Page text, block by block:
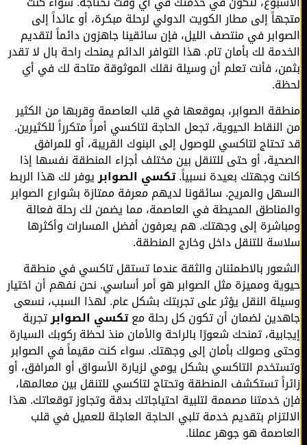
إلى مطار الكويت الدولي لرحلة مبكرة، أو عائداً إلى
في منتصف الليل، فإن سائقينا جاهزون دائماً لتقديم
لك بأمان تام. هذا التوافر الدائم يمنحك راحة بال لا تقدر
فأنت تعلم أن وسيلة نقلك الموثوقة متاحة لك في أي
الصوابر، بموقعها في قلب العاصمة وقربها من الكثير
الحيوية، تجعل الحاجة لتاكسي أمراً متكرراً للكثيرين.
لتاكسي للوصول إلى البنوك القريبة، أو للمرافق
أو حتى للتنقل بين مختلف أجزاء المنطقة نفسها إذا
وجهتك بعيدة نسبياً.تكسي الصوابريوفر لك هذا الربط
والمريح. سائقونا لديهم معرفة ممتازة بشوارع الصوابر
المحيطة في العاصمة، مما يضمن لك رحلة فعالة
إلى وجهتك. هم يعرفون أفضل المسارات وأكثرها
للتنقل داخل وخارج المنطقة.
بالاطمئنان والثقة عندما تستقل تاكسي في منطقة
ومميزة مثل الصوابر هو أمر أساسي. نحن نفهم أن اختيار
النقل يؤثر على تجربتك بشكل عام. لهذا السبب، نسعى
لضمان أن تكون كل رحلة معتكسي الصوابرتجربة
تمنحك شعورًا بالراحة والأمان منذ لحظة ركوبك السيارة
وصولك بأمان إلى وجهتك. سواء كنت مقيماً في الصوابر
التاكسي بشكل يومي لزيارة الأسواق أو المرافق، أو
تستكشف المنطقة وتحتاج لتاكسي للتنقل بين معالمها،
خدمتنا مصممة لتلبية احتياجاتك بدقة وتجاوز توقعاتك. هذا
بتقديم خدمة تلبي الحاجة العاجلة للعميل في قلب
هو جوهر عملنا.